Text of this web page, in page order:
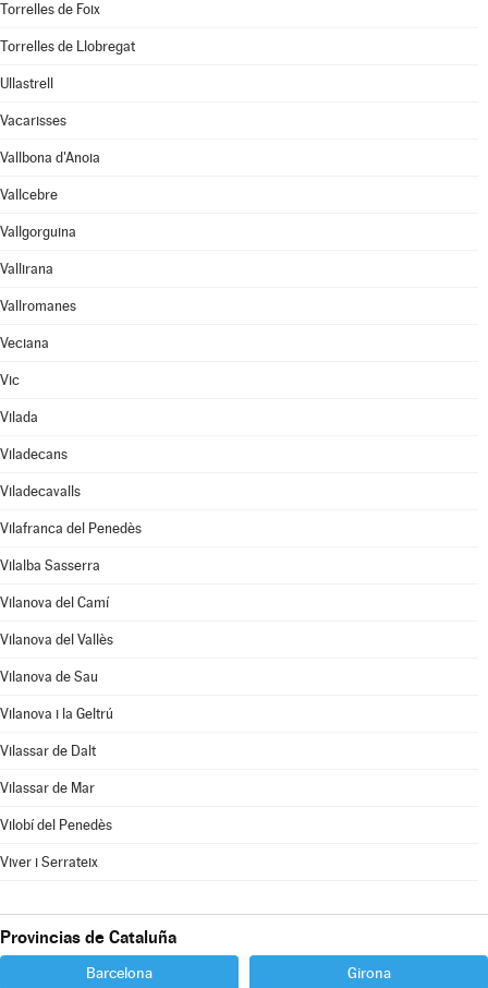
Torrelles de Foix
Torrelles de Llobregat
Ullastrell
Vacarisses
Vallbona d'Anoia
Vallcebre
Vallgorguina
Vallirana
Vallromanes
Veciana
Vic
Vilada
Viladecans
Viladecavalls
Vilafranca del Penedès
Vilalba Sasserra
Vilanova del Camí
Vilanova del Vallès
Vilanova de Sau
Vilanova i la Geltrú
Vilassar de Dalt
Vilassar de Mar
Vilobí del Penedès
Viver i Serrateix
Provincias de Cataluña
Barcelona Girona